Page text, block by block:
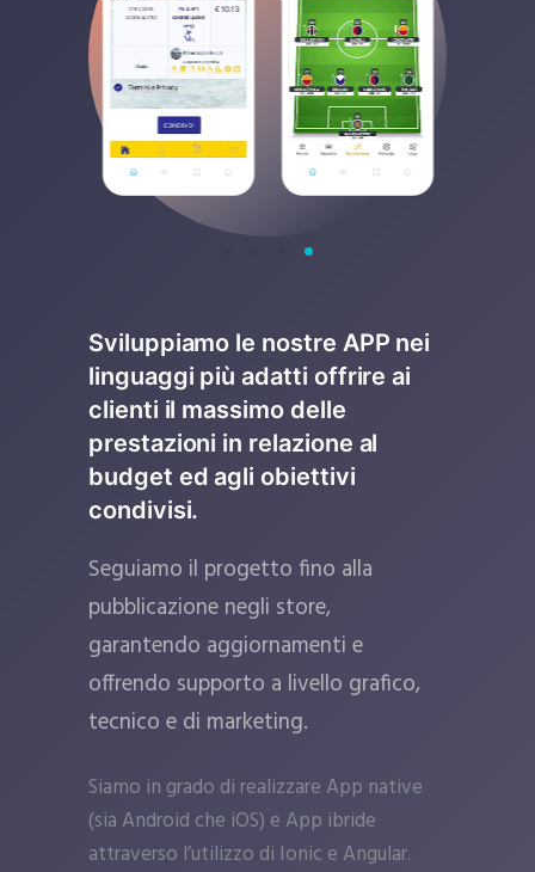
Sviluppiamo le nostre APP nei
linguaggi più adatti offrire ai
clienti il massimo delle
prestazioni in relazione al
budget ed agli obiettivi
condivisi.
Seguiamo il progetto fino alla
pubblicazione negli store,
garantendo aggiornamenti e
offrendo supporto a livello grafico,
tecnico e di marketing.
Siamo in grado di realizzare App native
(sia Android che iOS) e App ibride
attraverso l’utilizzo di Ionic e Angular.